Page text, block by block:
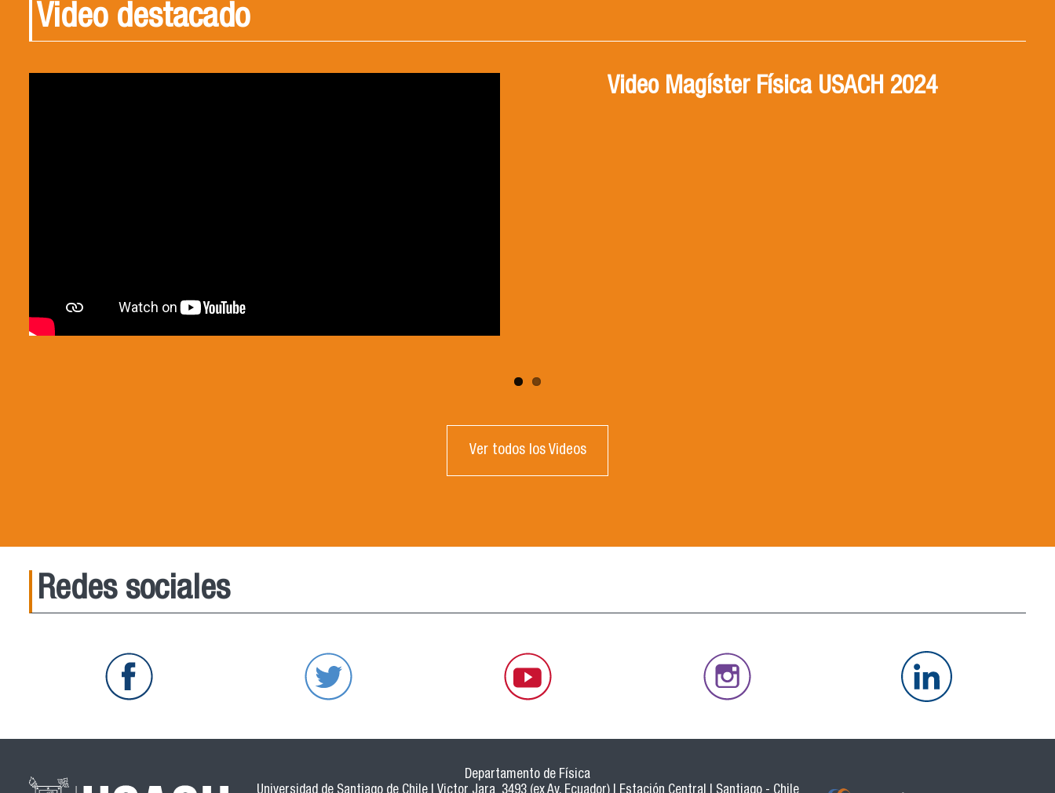
Video destacado
Video Magíster Física USACH 2024
Ver todos los Videos
Redes sociales
Departamento de Física